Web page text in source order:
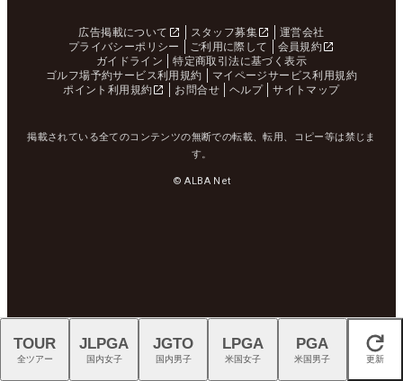
広告掲載について スタッフ募集
運営会社
プライバシーポリシー
ご利用に際して
会員規約
ガイドライン
特定商取引法に基づく表示
ゴルフ場予約サービス利用規約
マイページサービス利用規約
ポイント利用規約
お問合せ ヘルプ サイトマップ
掲載されている全てのコンテンツの無断での転載、転用、コピー等は禁じま
す。
© ALBA Net
閉じる
TOUR
全ツアー
JLPGA
国内女子
JGTO
国内男子
LPGA
米国女子
PGA
米国男子 更新